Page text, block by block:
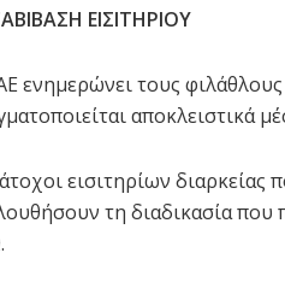
ΕΙΣΙΤΗΡΙΟΥ
ενημερώνει τους φιλάθλους
αποκλειστικά
εισιτηρίων
τη διαδικασία που